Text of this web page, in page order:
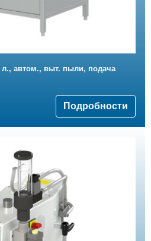
л., автом., выт. пыли, подача
Подробности